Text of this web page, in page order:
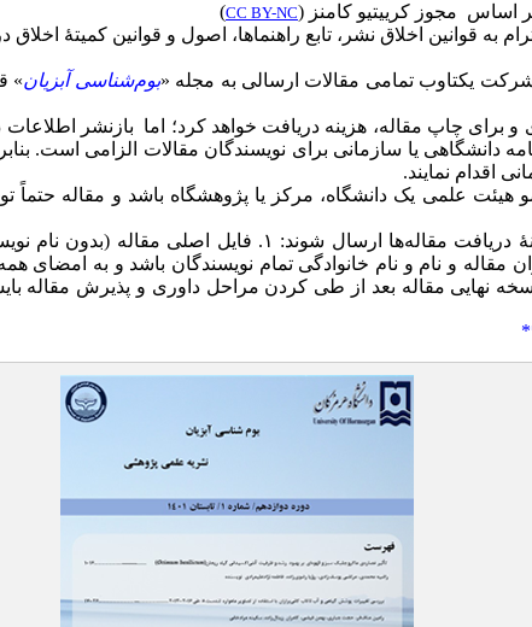
اساس مجوز کرییتیو کامنز (CC BY-NC
)
به قوانین اخلاق نشر، تابع راهنماها، اصول و قوانین کمیتۀ اخلاق
یکتاوب تمامی مقالات ارسالی به مجله «بوم‌شناسی آبزیان»
و برای چاپ مقاله، هزینه دریافت خواهد کرد؛ اما بازنشر
دانشگاهی یا سازمانی برای نویسندگان مقالات الزامی است.
اقدام نمایند.
هیئت علمی یک دانشگاه، مرکز یا پژوهشگاه باشد و مقاله
(بدون نام نویسندگان و با رعایت راهنمای نویسندگان و در
مقاله و نام و نام خانوادگی تمام نویسندگان باشد و به امضای همه
نهایی مقاله بعد از طی کردن مراحل داوری و پذیرش مقاله